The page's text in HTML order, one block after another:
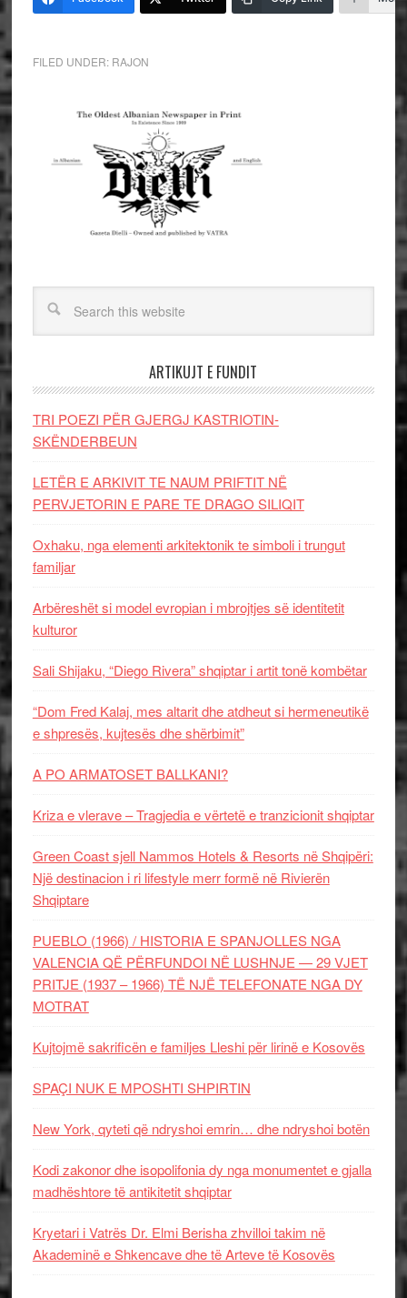
FILED UNDER: RAJON
ARTIKUJT E FUNDIT
TRI POEZI PËR GJERGJ KASTRIOTIN-
SKËNDERBEUN
LETËR E ARKIVIT TE NAUM PRIFTIT NË
PERVJETORIN E PARE TE DRAGO SILIQIT
Oxhaku, nga elementi arkitektonik te simboli i trungut
familjar
Arbëreshët si model evropian i mbrojtjes së identitetit
kulturor
Sali Shijaku, “Diego Rivera” shqiptar i artit tonë kombëtar
“Dom Fred Kalaj, mes altarit dhe atdheut si hermeneutikë
e shpresës, kujtesës dhe shërbimit”
A PO ARMATOSET BALLKANI?
Kriza e vlerave – Tragjedia e vërtetë e tranzicionit shqiptar
Green Coast sjell Nammos Hotels & Resorts në Shqipëri:
Një destinacion i ri lifestyle merr formë në Rivierën
Shqiptare
PUEBLO (1966) / HISTORIA E SPANJOLLES NGA
VALENCIA QË PËRFUNDOI NË LUSHNJE — 29 VJET
PRITJE (1937 – 1966) TË NJË TELEFONATE NGA DY
MOTRAT
Kujtojmë sakrificën e familjes Lleshi për lirinë e Kosovës
SPAÇI NUK E MPOSHTI SHPIRTIN
New York, qyteti që ndryshoi emrin… dhe ndryshoi botën
Kodi zakonor dhe isopolifonia dy nga monumentet e gjalla
madhështore të antikitetit shqiptar
Kryetari i Vatrës Dr. Elmi Berisha zhvilloi takim në
Akademinë e Shkencave dhe të Arteve të Kosovës